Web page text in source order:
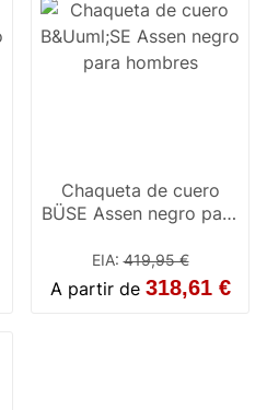
Chaqueta de cuero
BÜSE Assen negro para
EIA:419,95 €
A partir de 318,61 €